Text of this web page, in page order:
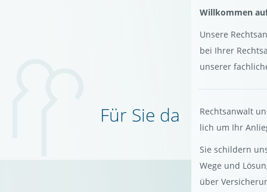
Für Sie da
Will­kom­men
Un­se­re
bei Ihrer
un­se­rer
Rechts­an­walt
lich um Ihr
Sie schil­dern
Wege und
über